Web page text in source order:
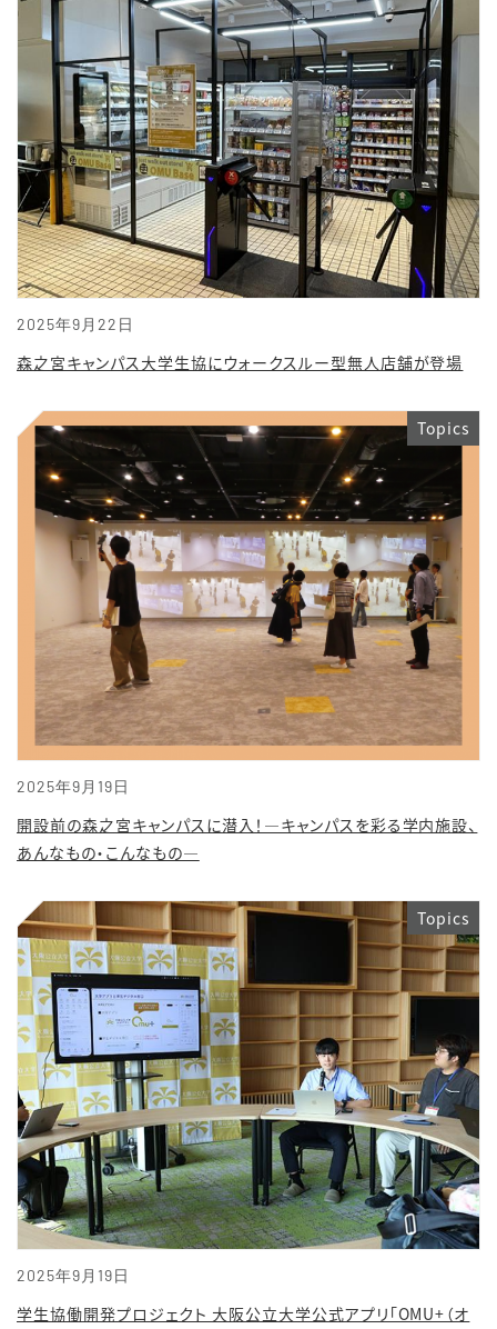
2025年9月22日
森之宮キャンパス大学生協にウォークスルー型無人店舗が登場
2025年9月19日
Topics
開設前の森之宮キャンパスに潜入！―キャンパスを彩る学内施設、
あんなもの・こんなもの―
2025年9月19日
Topics
学生協働開発プロジェクト 大阪公立大学公式アプリ「OMU+（オ